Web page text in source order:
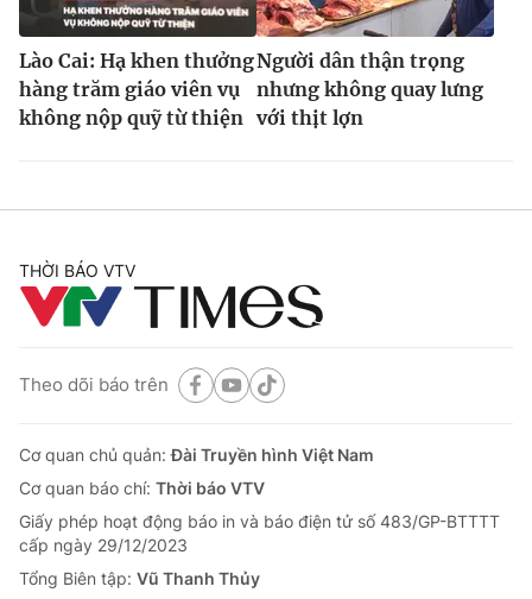
Lào Cai: Hạ khen thưởng
hàng trăm giáo viên vụ
không nộp quỹ từ thiện
Người dân thận trọng
nhưng không quay lưng
với thịt lợn
THỜI BÁO VTV
Theo dõi báo trên
Cơ quan chủ quản:Đài Truyền hình Việt Nam
Cơ quan báo chí: Thời báo VTV
Giấy phép hoạt động báo in và báo điện tử số 483/GP-BTTTT
cấp ngày 29/12/2023
Tổng Biên tập: Vũ Thanh Thủy